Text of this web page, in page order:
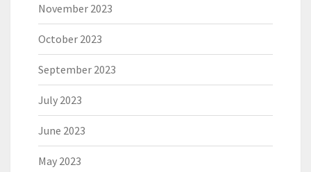
November 2023
October 2023
September 2023
July 2023
June 2023
May 2023